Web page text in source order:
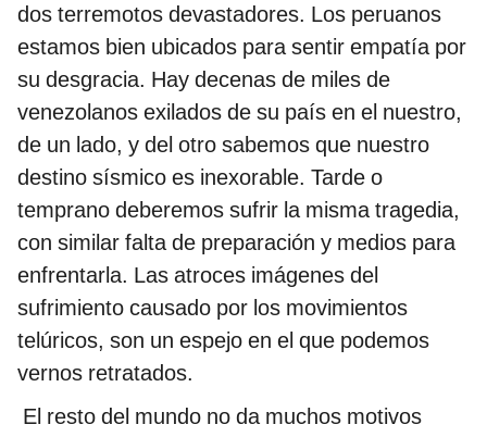
dos terremotos devastadores. Los peruanos
estamos bien ubicados para sentir empatía por
su desgracia. Hay decenas de miles de
venezolanos exilados de su país en el nuestro,
de un lado, y del otro sabemos que nuestro
destino sísmico es inexorable. Tarde o
temprano deberemos sufrir la misma tragedia,
con similar falta de preparación y medios para
enfrentarla. Las atroces imágenes del
sufrimiento causado por los movimientos
telúricos, son un espejo en el que podemos
vernos retratados.
El resto del mundo no da muchos motivos